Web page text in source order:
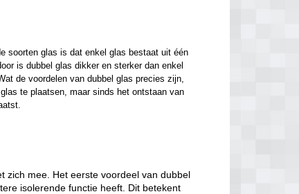
soorten glas is dat enkel glas bestaat uit één
is dubbel glas dikker en sterker dan enkel
de voordelen van dubbel glas precies zijn,
te plaatsen, maar sinds het ontstaan van
zich mee. Het eerste voordeel van dubbel
isolerende functie heeft. Dit betekent